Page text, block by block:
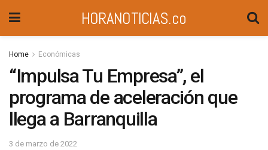
HORANOTICIAS.co
Home Económicas
“Impulsa Tu Empresa”, el
programa de aceleración que
llega a Barranquilla
3 de marzo de 2022